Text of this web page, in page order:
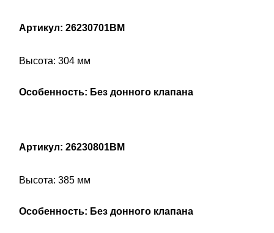
Артикул: 26230701BM
Высота: 304 мм
Особенность: Без донного клапана
Артикул: 26230801BM
Высота: 385 мм
Особенность: Без донного клапана